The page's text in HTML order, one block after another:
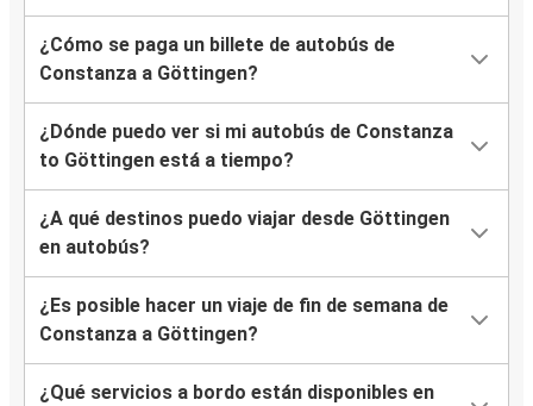
¿Cómo se paga un billete de autobús de
Constanza a Göttingen?
¿Dónde puedo ver si mi autobús de Constanza
to Göttingen está a tiempo?
¿A qué destinos puedo viajar desde Göttingen
en autobús?
¿Es posible hacer un viaje de fin de semana de
Constanza a Göttingen?
¿Qué servicios a bordo están disponibles en